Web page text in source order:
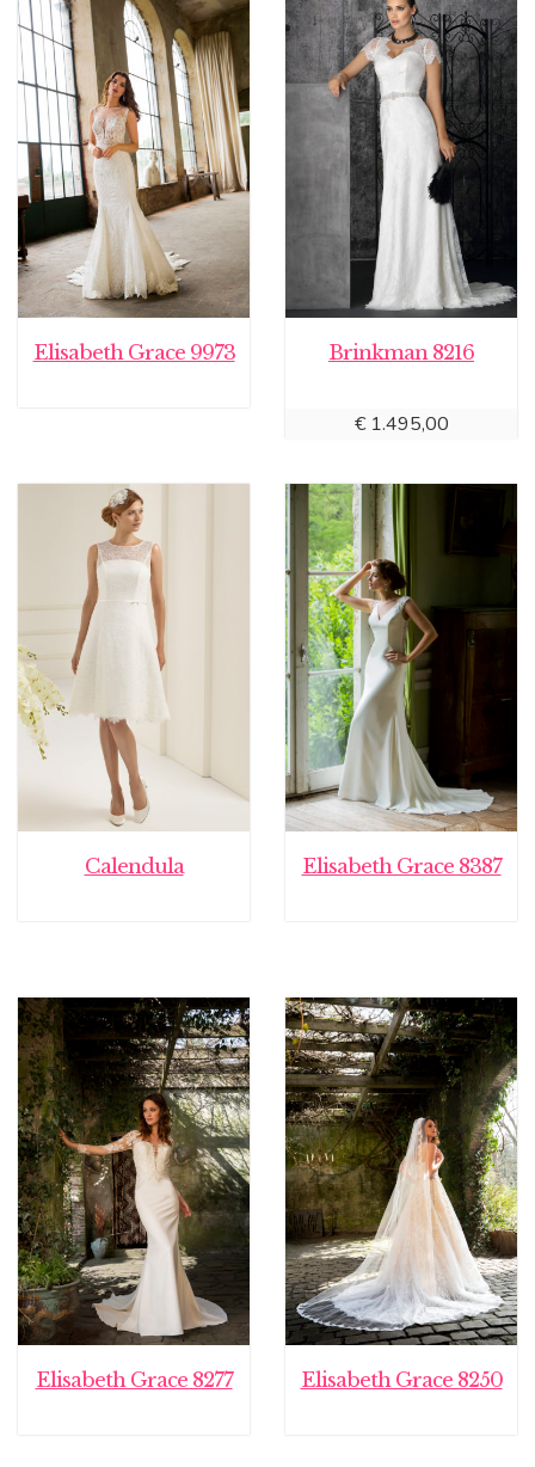
Elisabeth Grace 9973 Brinkman 8216
€1.495,00
Calendula Elisabeth Grace 8387
Elisabeth Grace 8277 Elisabeth Grace 8250